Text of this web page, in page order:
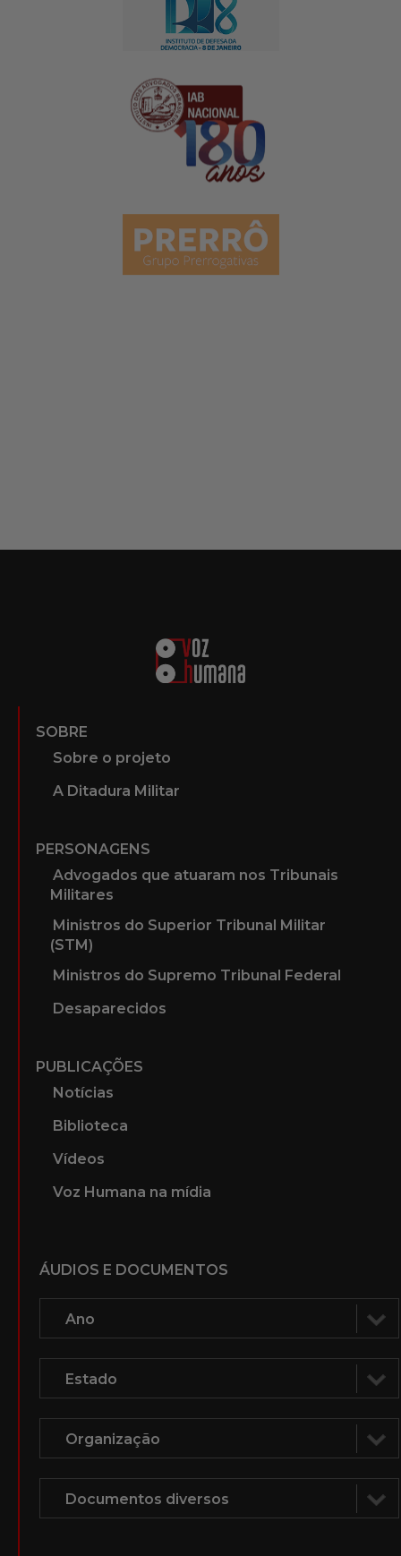
SOBRE
Sobre o projeto
A Ditadura Militar
PERSONAGENS
Advogados que atuaram nos Tribunais
Militares
Ministros do Superior Tribunal Militar
(STM)
Ministros do Supremo Tribunal Federal
Desaparecidos
PUBLICAÇÕES
Notícias
Biblioteca
Vídeos
Voz Humana na mídia
ÁUDIOS E DOCUMENTOS